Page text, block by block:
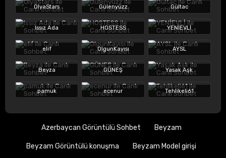
OlyaStars Gülenyüzz Gültac
Issız Ada HOSTESS YENİEVLİ
elif OlgunKayısı AYSL
Beyza GÜNEŞ Yasak Aşk
pamuk ecenur Tehlikeli61
Azerbaycan Görüntülü Sohbet Beyzam
Beyzam Görüntülü konuşma Beyzam Model girişi